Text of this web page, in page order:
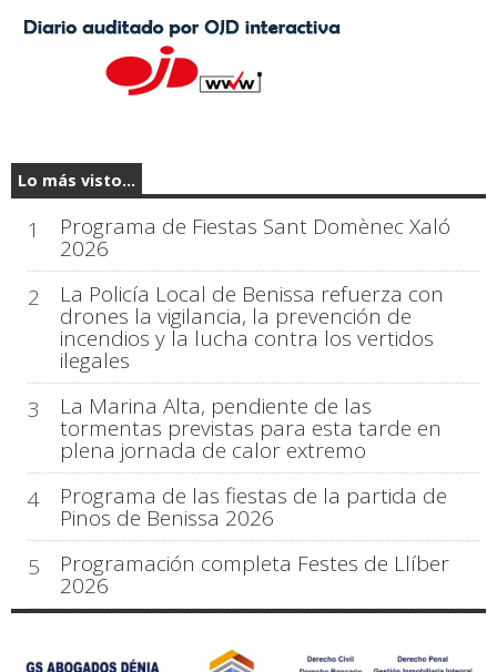
Lo más visto...
1 Programa de Fiestas Sant Domènec Xaló
2026
2
La Policía Local de Benissa refuerza con
drones la vigilancia, la prevención de
incendios y la lucha contra los vertidos
ilegales
3
La Marina Alta, pendiente de las
tormentas previstas para esta tarde en
plena jornada de calor extremo
4
Programa de las fiestas de la partida de
Pinos de Benissa 2026
5
Programación completa Festes de Llíber
2026